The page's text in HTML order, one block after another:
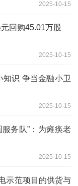
2025-10-15
回购45.01万股
2025-10-15
知识 争当金融小卫
2025-10-15
务队”：为瘫痪老
2025-10-15
示范项目的供货与